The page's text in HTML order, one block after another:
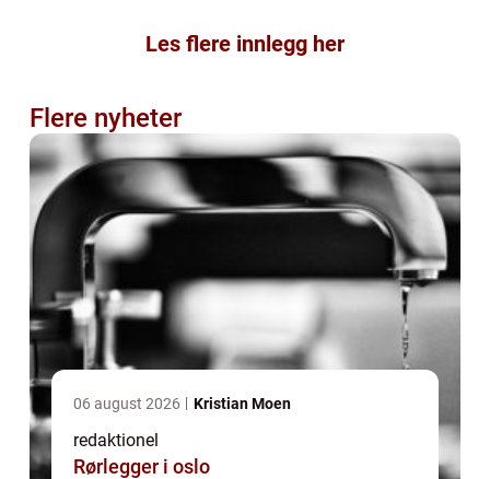
Les flere innlegg her
Flere nyheter
06 august 2026 Kristian Moen
redaktionel
Rørlegger i oslo